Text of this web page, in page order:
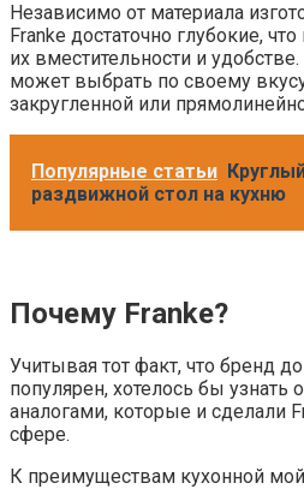
Независимо от материала
Franke достаточно глубокие,
их вместительности и
может выбрать по своему
закругленной или
Популярные статьи
раздвижной стол на кухню
Почему Franke?
Учитывая тот факт, что бренд
популярен, хотелось бы узнать
аналогами, которые и сделали
сфере.
К преимуществам кухонной